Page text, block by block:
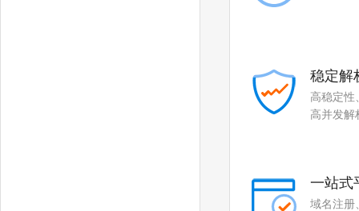
稳定解
高稳定性
高并发解
一站式
域名注册